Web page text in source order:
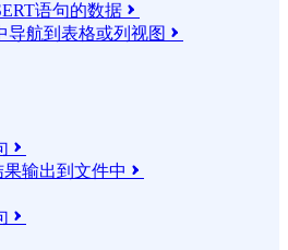
语句的数据 
导航到表格或列视图 

输​​出到文件中 
